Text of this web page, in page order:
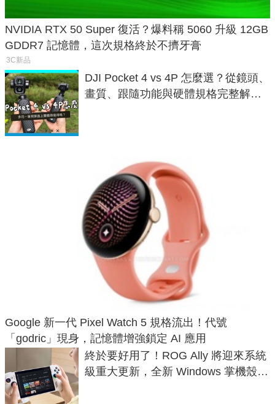
NVIDIA RTX 50 Super 復活？爆料稱 5060 升級 12GB
GDDR7 記憶體，這次規格終於不擠牙膏
3C新品
DJI Pocket 4 vs 4P 怎麼選？從鏡頭、
畫質、跟隨功能與硬體規格完整解
Google 新一代 Pixel Watch 5 規格流出！代號
「godric」現身，記憶體增強鎖定 AI 應用
終於要好用了！ROG Ally 將迎來系統
級重大更新，全新 Windows 掌機殼模